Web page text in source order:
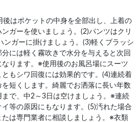
後はポケットの中身を全部出し、上着の
ガーを使いましょう。(2)パンツはクリ
ンガーに掛けましょう。(3)軽くブラッシ
には軽く霧吹きで水分を与えると次回
ります。※使用後のお風呂場にスーツ
もシワ回復には効果的です。(4)連続着
短くします。綺麗でお洒落に長い年数
で、中2～3日は空けましょう。※連続
等の原因にもなります。(5)汚れた場合
は専門業者に相談しましょう。※衣類